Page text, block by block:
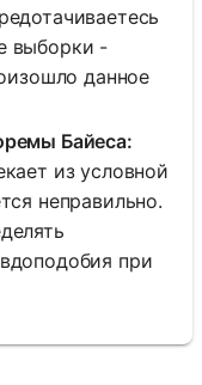
выборки -
данное
Байеса:
из условной
неправильно.
при